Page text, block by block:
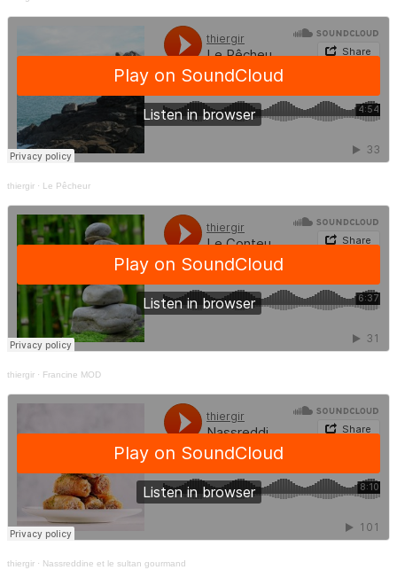
thiergir · Le Pêcheur
thiergir · Francine MOD
thiergir · Nassreddine et le sultan gourmand